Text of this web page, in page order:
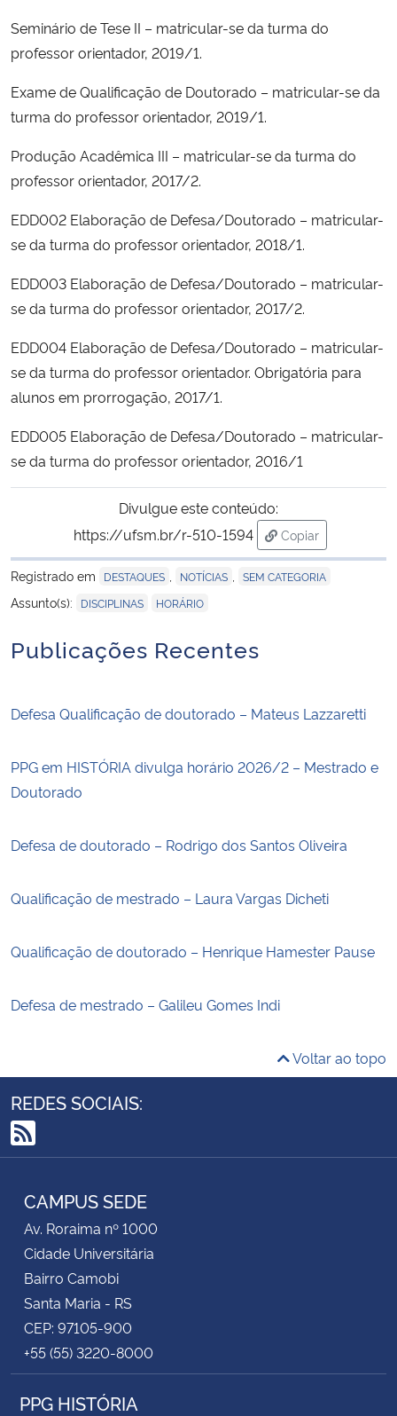
Seminário de Tese II – matricular-se da turma do
professor orientador, 2019/1.
Exame de Qualificação de Doutorado – matricular-se da
turma do professor orientador, 2019/1.
Produção Acadêmica III – matricular-se da turma do
professor orientador, 2017/2.
EDD002 Elaboração de Defesa/Doutorado – matricular-
se da turma do professor orientador, 2018/1.
EDD003 Elaboração de Defesa/Doutorado – matricular-
se da turma do professor orientador, 2017/2.
EDD004 Elaboração de Defesa/Doutorado – matricular-
se da turma do professor orientador. Obrigatória para
alunos em prorrogação, 2017/1.
EDD005 Elaboração de Defesa/Doutorado – matricular-
se da turma do professor orientador, 2016/1
Divulgue este conteúdo:
https://ufsm.br/r-510-1594
Copiar
para área de
Registrado em
DESTAQUES NOTÍCIAS SEM CATEGORIA
Assunto(s): DISCIPLINAS HORÁRIO
Publicações Recentes
Defesa Qualificação de doutorado – Mateus Lazzaretti
PPG em HISTÓRIA divulga horário 2026/2 – Mestrado e
Doutorado
Defesa de doutorado – Rodrigo dos Santos Oliveira
Qualificação de mestrado – Laura Vargas Dicheti
Qualificação de doutorado – Henrique Hamester Pause
Defesa de mestrado – Galileu Gomes Indi
Voltar ao topo
REDES SOCIAIS:
RSS
CAMPUS SEDE
Av. Roraima nº 1000
Cidade Universitária
Bairro Camobi
Santa Maria - RS
CEP: 97105-900
+55 (55) 3220-8000
PPG HISTÓRIA